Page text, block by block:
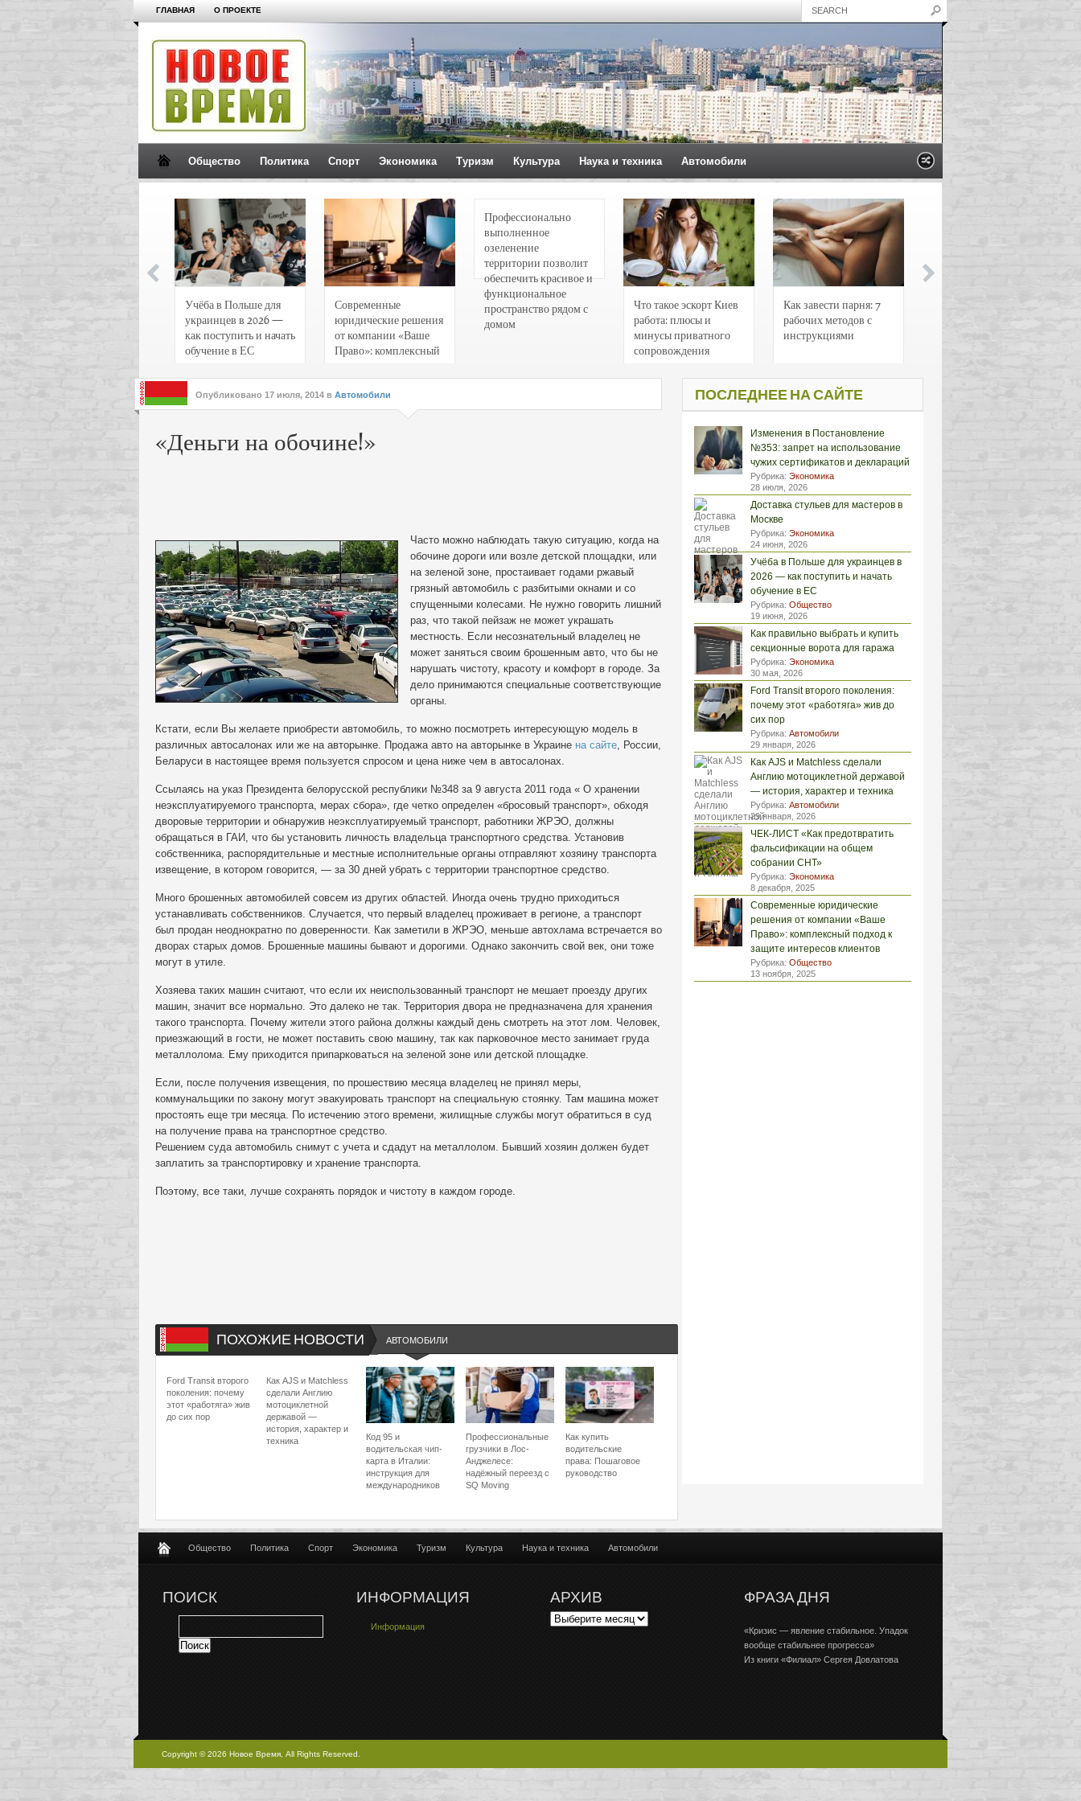
ГЛАВНАЯ О ПРОЕКТЕ
Общество Политика Спорт Экономика Туризм Культура Наука и техника Автомобили
Учёба в Польше для
украинцев в 2026 —
как поступить и начать
обучение в ЕС
Современные
юридические решения
от компании «Ваше
Право»: комплексный
интересов клиентов
Профессионально
выполненное
озеленение
территории позволит
обеспечить красивое и
функциональное
пространство рядом с
домом
Что такое эскорт Киев
работа: плюсы и
минусы приватного
сопровождения
Как завести парня: 7
рабочих методов с
инструкциями
Опубликовано 17 июля, 2014 в Автомобили
«Деньги на обочине!»
Часто можно наблюдать такую ситуацию, когда на
обочине дороги или возле детской площадки, или
на зеленой зоне, простаивает годами ржавый
грязный автомобиль с разбитыми окнами и со
спущенными колесами. Не нужно говорить лишний
раз, что такой пейзаж не может украшать
местность. Если несознательный владелец не
может заняться своим брошенным авто, что бы не
нарушать чистоту, красоту и комфорт в городе. За
дело принимаются специальные соответствующие
органы.
Кстати, если Вы желаете приобрести автомобиль, то можно посмотреть интересующую модель в
различных автосалонах или же на авторынке. Продажа авто на авторынке в Украине на сайте, России,
Беларуси в настоящее время пользуется спросом и цена ниже чем в автосалонах.
Ссылаясь на указ Президента белорусской республики №348 за 9 августа 2011 года « О хранении
неэксплуатируемого транспорта, мерах сбора», где четко определен «бросовый транспорт», обходя
дворовые территории и обнаружив неэксплуатируемый транспорт, работники ЖРЭО, должны
обращаться в ГАИ, что бы установить личность владельца транспортного средства. Установив
собственника, распорядительные и местные исполнительные органы отправляют хозяину транспорта
извещение, в котором говорится, — за 30 дней убрать с территории транспортное средство.
Много брошенных автомобилей совсем из других областей. Иногда очень трудно приходиться
устанавливать собственников. Случается, что первый владелец проживает в регионе, а транспорт
был продан неоднократно по доверенности. Как заметили в ЖРЭО, меньше автохлама встречается во
дворах старых домов. Брошенные машины бывают и дорогими. Однако закончить свой век, они тоже
могут в утиле.
Хозяева таких машин считают, что если их неиспользованный транспорт не мешает проезду других
машин, значит все нормально. Это далеко не так. Территория двора не предназначена для хранения
такого транспорта. Почему жители этого района должны каждый день смотреть на этот лом. Человек,
приезжающий в гости, не может поставить свою машину, так как парковочное место занимает груда
металлолома. Ему приходится припарковаться на зеленой зоне или детской площадке.
Если, после получения извещения, по прошествию месяца владелец не принял меры,
коммунальщики по закону могут эвакуировать транспорт на специальную стоянку. Там машина может
простоять еще три месяца. По истечению этого времени, жилищные службы могут обратиться в суд
на получение права на транспортное средство.
Решением суда автомобиль снимут с учета и сдадут на металлолом. Бывший хозяин должен будет
заплатить за транспортировку и хранение транспорта.
Поэтому, все таки, лучше сохранять порядок и чистоту в каждом городе.
ПОХОЖИЕ НОВОСТИ АВТОМОБИЛИ
Ford Transit второго
поколения: почему
этот «работяга» жив
до сих пор
Как AJS и Matchless
сделали Англию
мотоциклетной
державой —
история, характер и
техника
Код 95 и
водительская чип-
карта в Италии:
инструкция для
международников
Профессиональные
грузчики в Лос-
Анджелесе:
надёжный переезд с
SQ Moving
Как купить
водительские
права: Пошаговое
руководство
ПОСЛЕДНЕЕ НА САЙТЕ
Изменения в Постановление
№353: запрет на использование
чужих сертификатов и деклараций
Рубрика: Экономика
28 июля, 2026
Доставка стульев для мастеров в
Москве
Рубрика: Экономика
24 июня, 2026
Учёба в Польше для украинцев в
2026 — как поступить и начать
обучение в ЕС
Рубрика: Общество
19 июня, 2026
Как правильно выбрать и купить
секционные ворота для гаража
Рубрика: Экономика
30 мая, 2026
Ford Transit второго поколения:
почему этот «работяга» жив до
сих пор
Рубрика: Автомобили
29 января, 2026
Как AJS и Matchless сделали
Англию мотоциклетной державой
— история, характер и техника
Рубрика: Автомобили
29 января, 2026
ЧЕК-ЛИСТ «Как предотвратить
фальсификации на общем
собрании СНТ»
Рубрика: Экономика
8 декабря, 2025
Современные юридические
решения от компании «Ваше
Право»: комплексный подход к
защите интересов клиентов
Рубрика: Общество
13 ноября, 2025
Общество Политика Спорт Экономика Туризм Культура Наука и техника Автомобили
ПОИСК ИНФОРМАЦИЯ
Информация
АРХИВ ФРАЗА ДНЯ
«Кризис — явление стабильное. Упадок
вообще стабильнее прогресса»
Из книги «Филиал» Сергея Довлатова
Copyright © 2026 Новое Время, All Rights Reserved.